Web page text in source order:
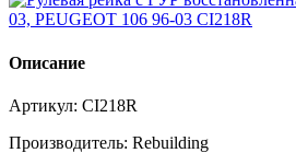
Описание
Артикул: CI218R
Производитель: Rebuilding